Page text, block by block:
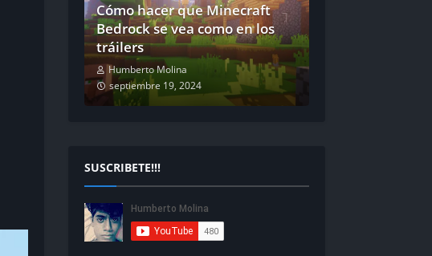
Cómo hacer que Minecraft
Bedrock se vea como en los
tráilers
Humberto Molina
septiembre 19, 2024
SUSCRIBETE!!!